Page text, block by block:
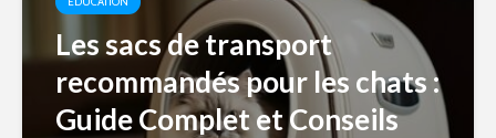
Les sacs de transport
recommandés pour les chats :
Guide Complet et Conseils